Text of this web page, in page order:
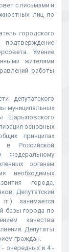
с письмами и
лиц по
городского
подтверждение
Умение
жителями
работы
депутатского
муниципальных
Шарыповского
основных
принципах
в Российской
Федеральному
органам
необходимых
города,
Депутатский
занимается
базы города по
качества
Депутаты
граждан.
очередных и 4 -